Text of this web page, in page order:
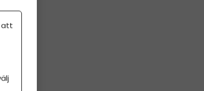
att